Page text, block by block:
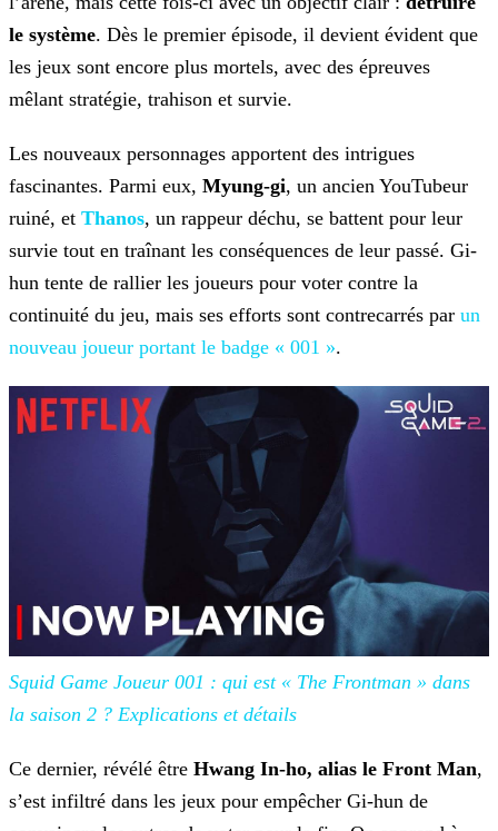
le système. Dès le premier épisode, il devient évident que
les jeux sont encore plus mortels, avec des épreuves
mêlant stratégie, trahison et survie.
Les nouveaux personnages apportent des intrigues
fascinantes. Parmi eux, Myung-gi, un ancien YouTubeur
ruiné, et Thanos, un rappeur déchu, se battent pour leur
survie tout en traînant les conséquences de leur passé. Gi-
hun tente de rallier les joueurs pour voter contre la
continuité du jeu, mais ses efforts sont contrecarrés par un
nouveau joueur portant le badge « 001 ».
Squid Game Joueur 001 : qui est « The Frontman » dans
la saison 2 ? Explications et détails
Ce dernier, révélé être Hwang In-ho, alias le Front Man,
s’est infiltré dans les jeux pour empêcher Gi-hun de